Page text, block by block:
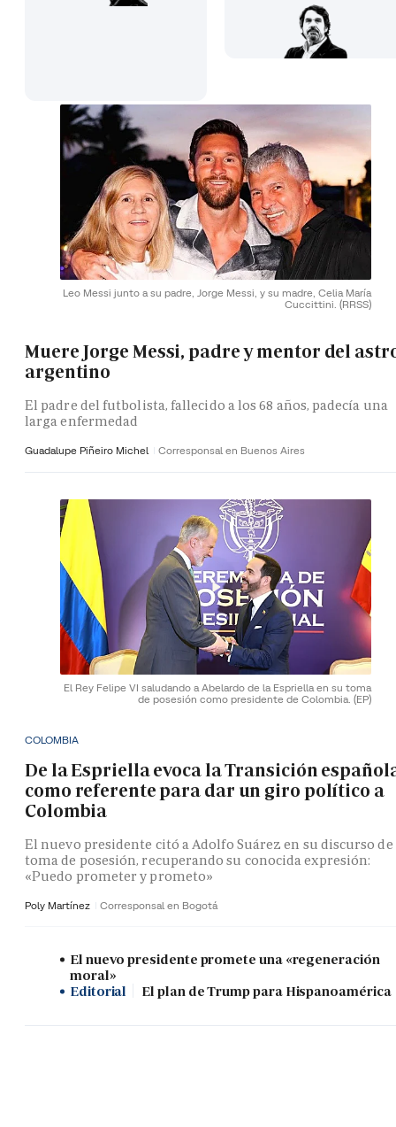
Leo Messi junto a su padre, Jorge Messi, y su madre, Celia María
Cuccittini. (RRSS)
Muere Jorge Messi, padre y mentor del
argentino
El padre del futbolista, fallecido a los 68 años, padecía una
larga enfermedad
Guadalupe Piñeiro Michel Corresponsal en Buenos Aires
El Rey Felipe VI saludando a Abelardo de la Espriella en su toma
de posesión como presidente de Colombia. (EP)
COLOMBIA
De la Espriella evoca la Transición
como referente para dar un giro político a
Colombia
El nuevo presidente citó a Adolfo Suárez en su discurso de
toma de posesión, recuperando su conocida expresión:
«Puedo prometer y prometo»
Poly Martínez Corresponsal en Bogotá
El nuevo presidente promete una «regeneración
moral»
Editorial
El plan de Trump para Hispanoamérica